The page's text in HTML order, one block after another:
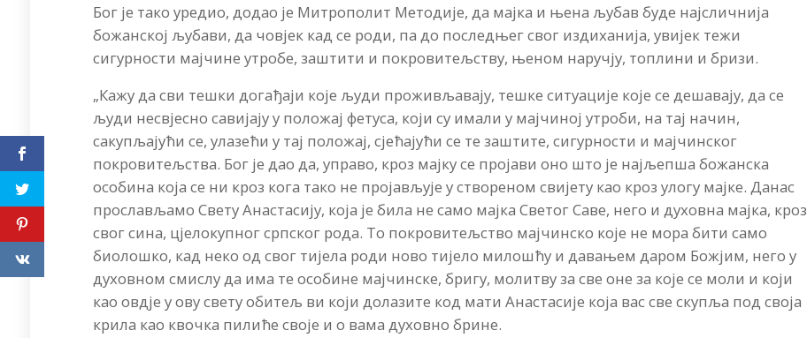
Бог је тако уредио, додао је Митрополит Методије, да мајка и њена љубав буде најсличнија
божанској љубави, да човјек кад се роди, па до последњег свог издиханија, увијек тежи
сигурности мајчине утробе, заштити и покровитељству, њеном наручју, топлини и бризи.
„Кажу да сви тешки догађаји које људи проживљавају, тешке ситуације које се дешавају, да се
људи несвјесно савијају у положај фетуса, који су имали у мајчиној утроби, на тај начин,
сакупљајући се, улазећи у тај положај, сјећајући се те заштите, сигурности и мајчинског
покровитељства. Бог је дао да, управо, кроз мајку се пројави оно што је најљепша божанска
особина која се ни кроз кога тако не пројављује у створеном свијету као кроз улогу мајке. Данас
прослављамо Свету Анастасију, која је била не само мајка Светог Саве, него и духовна мајка, кроз
свог сина, цјелокупног српског рода. То покровитељство мајчинско које не мора бити само
биолошко, кад неко од свог тијела роди ново тијело милошћу и давањем даром Божјим, него у
духовном смислу да има те особине мајчинске, бригу, молитву за све оне за које се моли и који
као овдје у ову свету обитељ ви који долазите код мати Анастасије која вас све скупља под своја
крила као квочка пилиће своје и о вама духовно брине.